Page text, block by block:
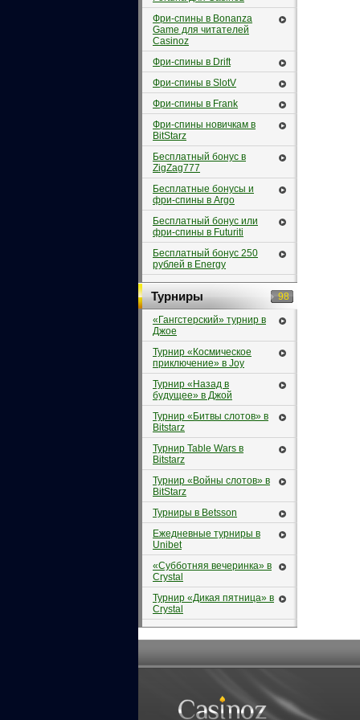
Фри-спины в Bonanza
Game для читателей
Casinoz
Фри-спины в Drift
Фри-спины в SlotV
Фри-спины в Frank
Фри-спины новичкам в
BitStarz
Бесплатный бонус в
ZigZag777
Бесплатные бонусы и
фри-спины в Argo
Бесплатный бонус или
фри-спины в Futuriti
Бесплатный бонус 250
рублей в Energy
Турниры 98
«Гангстерский» турнир в
Джое
Турнир «Космическое
приключение» в Joy
Турнир «Назад в
будущее» в Джой
Турнир «Битвы слотов» в
Bitstarz
Турнир Table Wars в
Bitstarz
Турнир «Войны слотов» в
BitStarz
Турниры в Betsson
Ежедневные турниры в
Unibet
«Субботняя вечеринка» в
Crystal
Турнир «Дикая пятница» в
Crystal